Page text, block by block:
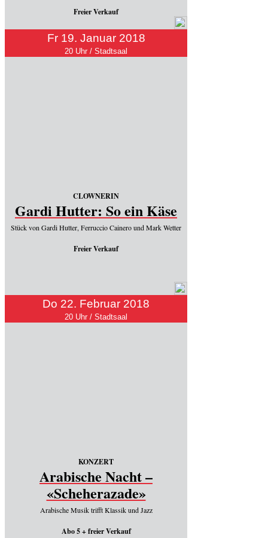
Freier Verkauf
Fr 19. Januar 2018
20 Uhr / Stadtsaal
CLOWNERIN
Gardi Hutter: So ein Käse
Stück von Gardi Hutter, Ferruccio Cainero und Mark Wetter
Freier Verkauf
Do 22. Februar 2018
20 Uhr / Stadtsaal
KONZERT
Arabische Nacht –
«Scheherazade»
Arabische Musik trifft Klassik und Jazz
Abo 5 + freier Verkauf